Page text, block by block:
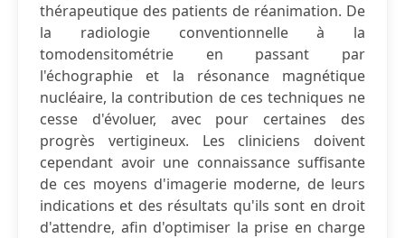
thérapeutique des patients de réanimation. De
la radiologie conventionnelle à la
tomodensitométrie en passant par
l'échographie et la résonance magnétique
nucléaire, la contribution de ces techniques ne
cesse d'évoluer, avec pour certaines des
progrès vertigineux. Les cliniciens doivent
cependant avoir une connaissance suffisante
de ces moyens d'imagerie moderne, de leurs
indications et des résultats qu'ils sont en droit
d'attendre, afin d'optimiser la prise en charge